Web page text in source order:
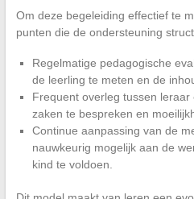
Om deze begeleiding effectief te
punten die de ondersteuning
Regelmatige pedagogische
de leerling te meten en de
Frequent overleg tussen
zaken te bespreken en
Continue aanpassing van de
nauwkeurig mogelijk aan de
kind te voldoen.